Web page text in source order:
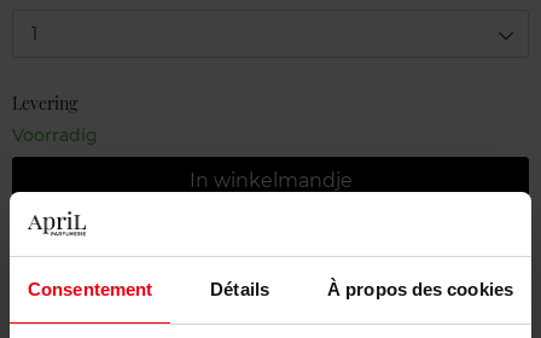
Consentement Détails À propos des cookies
1
Levering
Voorradig
In winkelmandje
Gratis retour in je winkelpunt